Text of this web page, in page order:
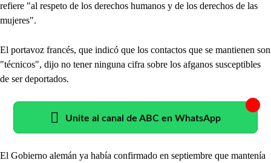
refiere "al respeto de los derechos humanos y de los derechos de las
mujeres".
El portavoz francés, que indicó que los contactos que se mantienen son
"técnicos", dijo no tener ninguna cifra sobre los afganos susceptibles
de ser deportados.
Unite al canal de ABC en WhatsApp
El Gobierno alemán ya había confirmado en septiembre que mantenía